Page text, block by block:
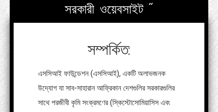
সরকারী ওয়েবসাইট "
সম্পর্কিত:
এসসিআই ফাউন্ডেশন (এসসিআই), একটি অলাভজনক
উদ্যোগ যা সাব-সাহারান আফ্রিকান দেশগুলির সরকারগুলির
সাথে পরজীবী কৃমি সংক্রমণের (স্কিস্টোসোমিয়াসিস এবং